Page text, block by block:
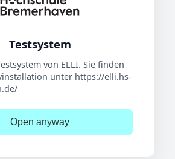
Testsystem
von ELLI. Sie finden
unter https://elli.hs-
Open anyway